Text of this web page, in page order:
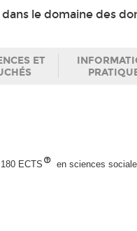
le domaine des
ET
ECTS
en sciences